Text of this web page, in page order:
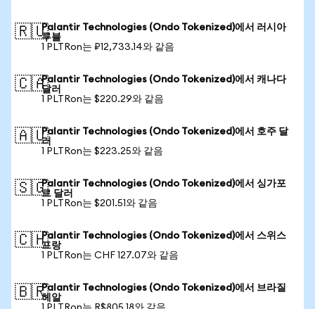
🇷🇺Palantir Technologies (Ondo Tokenized)에서 러시아
루블
1 PLTRon는 ₽12,733.14와 같음
🇨🇦Palantir Technologies (Ondo Tokenized)에서 캐나다
달러
1 PLTRon는 $220.29와 같음
🇦🇺Palantir Technologies (Ondo Tokenized)에서 호주 달
러
1 PLTRon는 $223.25와 같음
🇸🇬Palantir Technologies (Ondo Tokenized)에서 싱가포
르 달러
1 PLTRon는 $201.51와 같음
🇨🇭Palantir Technologies (Ondo Tokenized)에서 스위스
프랑
1 PLTRon는 CHF 127.07와 같음
🇧🇷Palantir Technologies (Ondo Tokenized)에서 브라질
헤알